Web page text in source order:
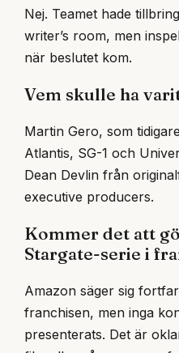
Nej. Teamet hade
writer’s room, men
när beslutet kom.
Vem skulle ha
Martin Gero, som
Atlantis, SG-1 och
Dean Devlin från
executive producers.
Kommer det att
Stargate-serie i
Amazon säger sig
franchisen, men inga
presenterats. Det är